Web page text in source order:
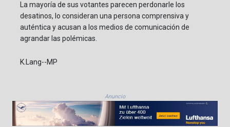
La mayoría de sus votantes parecen perdonarle los
desatinos, lo consideran una persona comprensiva y
auténtica y acusan a los medios de comunicación de
agrandar las polémicas.
K.Lang--MP
Anuncio